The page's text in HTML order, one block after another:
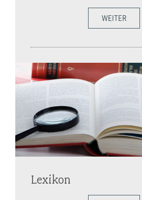
WEITER
Lexikon